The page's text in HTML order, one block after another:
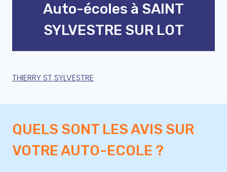
Auto-écoles à SAINT
SYLVESTRE SUR LOT
THIERRY ST SYLVESTRE
QUELS SONT LES AVIS SUR
VOTRE AUTO-ECOLE ?